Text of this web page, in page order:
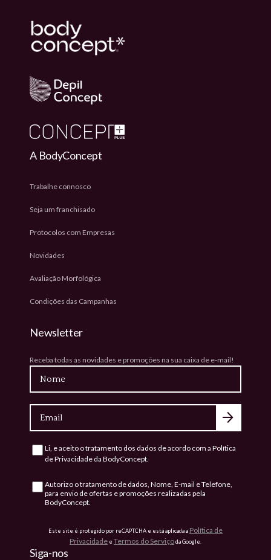
A BodyConcept
Trabalhe connosco
Seja um franchisado
Protocolos com Empresas
Novidades
Avaliação Morfológica
Condições das Campanhas
Newsletter
Receba todas as novidades e promoções na sua caixa de e-mail!
Consentimento
Li, e aceito o tratamento dos dados de acordo com aPolítica
de Privacidade da BodyConcept.
Consentimento
Autorizo o tratamento de dados, Nome, E-mail e Telefone,
para envio de ofertas e promoções realizadas pela
BodyConcept.
Este site é protegido por reCAPTCHA e está aplicada a Política de
Privacidade e Termos do Serviçoda Google.
Siga-nos